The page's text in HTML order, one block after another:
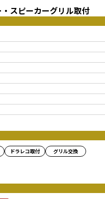
スピーカーグリル取付
ドラレコ取付
グリル交換